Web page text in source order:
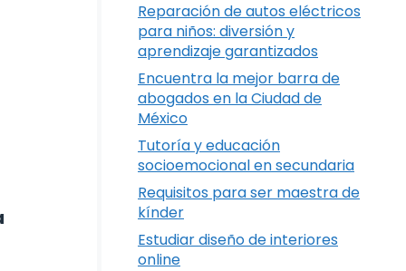
Reparación de autos eléctricos
para niños: diversión y
aprendizaje garantizados
Encuentra la mejor barra de
abogados en la Ciudad de
México
Tutoría y educación
socioemocional en secundaria
Requisitos para ser maestra de
kínder
Estudiar diseño de interiores
online